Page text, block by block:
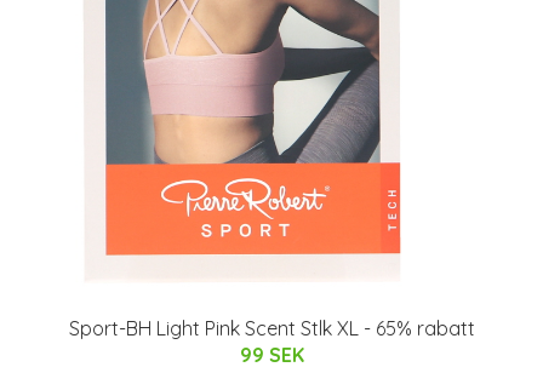
Sport-BH Light Pink Scent Stlk XL - 65% rabatt
99 SEK